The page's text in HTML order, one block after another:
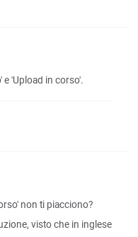
'Upload in corso'.
non ti piacciono?
visto che in inglese